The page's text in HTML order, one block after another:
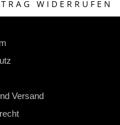
WIDERRUFEN
Versand